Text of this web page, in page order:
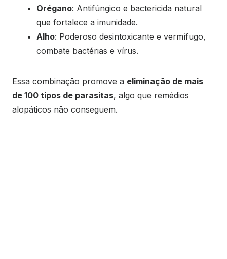
Orégano: Antifúngico e bactericida natural
que fortalece a imunidade.
Alho: Poderoso desintoxicante e vermífugo,
combate bactérias e vírus.
Essa combinação promove a eliminação de mais
de 100 tipos de parasitas, algo que remédios
alopáticos não conseguem.